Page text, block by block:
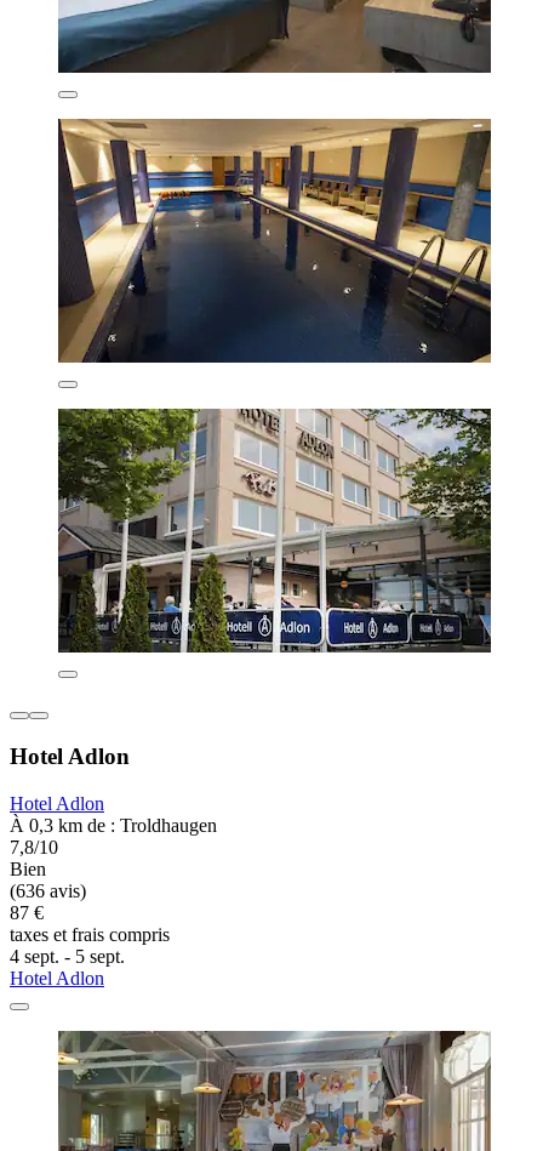
Hotel Adlon
Hotel Adlon
À 0,3 km de : Troldhaugen
7,8/10
Bien
(636 avis)
87 €
taxes et frais compris
4 sept. - 5 sept.
Hotel Adlon